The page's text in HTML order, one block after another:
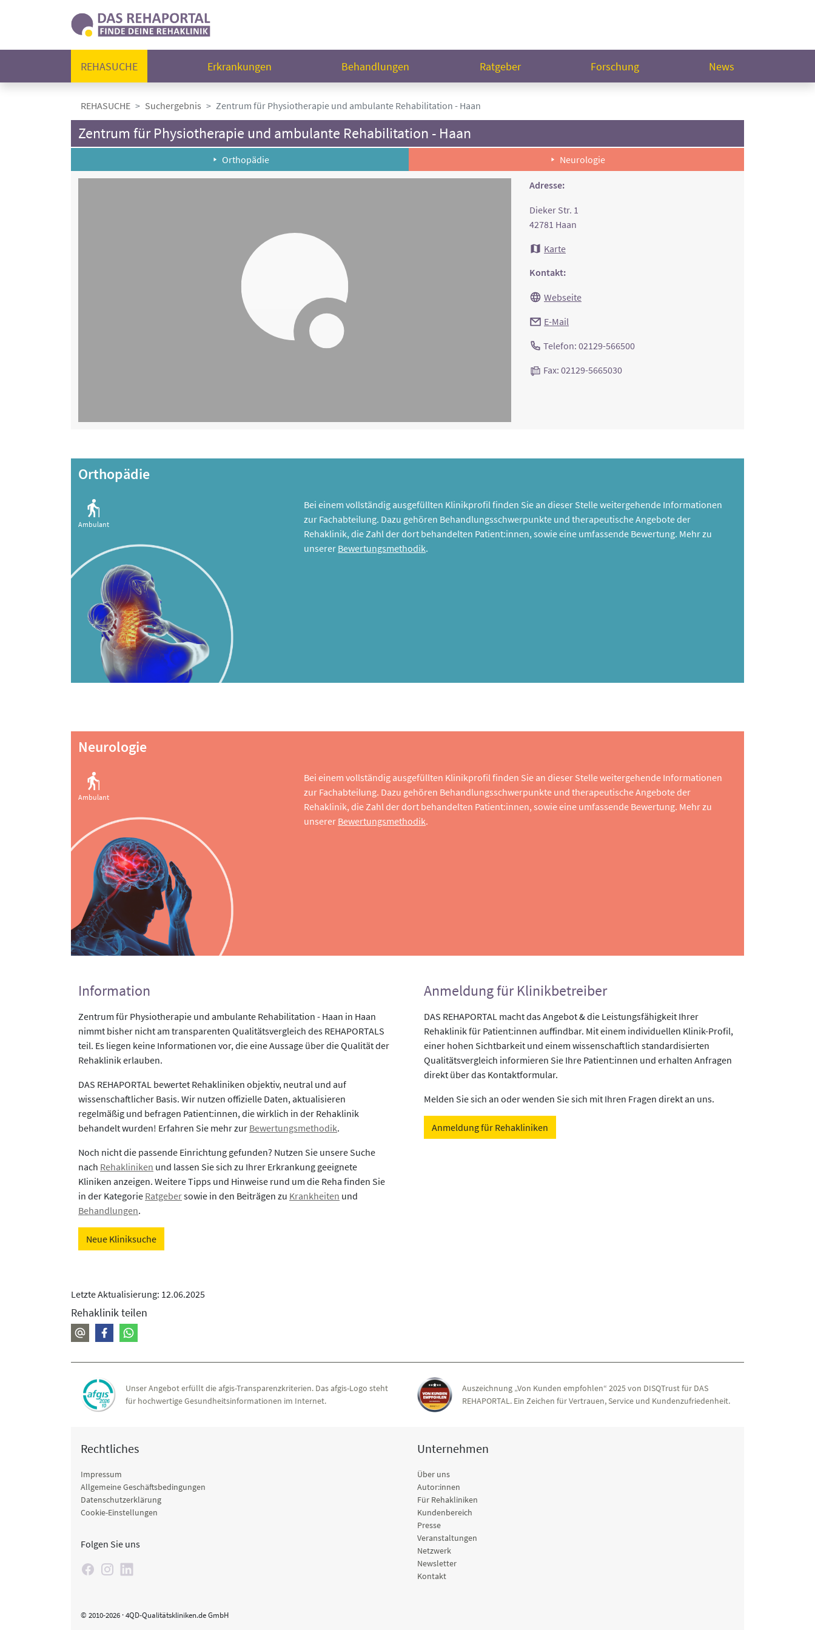
REHASUCHE Erkrankungen Behandlungen Ratgeber Forschung News
REHASUCHE Suchergebnis Zentrum für Physiotherapie und ambulante Rehabilitation - Haan
Zentrum für Physiotherapie und ambulante Rehabilitation - Haan
Orthopädie Neurologie
Adresse:
Dieker Str. 1
42781 Haan
Karte
Kontakt:
Webseite
E-Mail
Telefon: 02129-566500
Fax: 02129-5665030
Orthopädie
Ambulant
Bei einem vollständig ausgefüllten Klinikprofil finden Sie an dieser Stelle weitergehende Informationen
zur Fachabteilung. Dazu gehören Behandlungsschwerpunkte und therapeutische Angebote der
Rehaklinik, die Zahl der dort behandelten Patient:innen, sowie eine umfassende Bewertung. Mehr zu
unserer Bewertungsmethodik.
Neurologie
Ambulant
Bei einem vollständig ausgefüllten Klinikprofil finden Sie an dieser Stelle weitergehende Informationen
zur Fachabteilung. Dazu gehören Behandlungsschwerpunkte und therapeutische Angebote der
Rehaklinik, die Zahl der dort behandelten Patient:innen, sowie eine umfassende Bewertung. Mehr zu
unserer Bewertungsmethodik.
Information
Zentrum für Physiotherapie und ambulante Rehabilitation - Haan in Haan
nimmt bisher nicht am transparenten Qualitätsvergleich des REHAPORTALS
teil. Es liegen keine Informationen vor, die eine Aussage über die Qualität der
Rehaklinik erlauben.
DAS REHAPORTAL bewertet Rehakliniken objektiv, neutral und auf
wissenschaftlicher Basis. Wir nutzen offizielle Daten, aktualisieren
regelmäßig und befragen Patient:innen, die wirklich in der Rehaklinik
behandelt wurden! Erfahren Sie mehr zur Bewertungsmethodik.
Noch nicht die passende Einrichtung gefunden? Nutzen Sie unsere Suche
nach Rehakliniken und lassen Sie sich zu Ihrer Erkrankung geeignete
Kliniken anzeigen. Weitere Tipps und Hinweise rund um die Reha finden Sie
in der Kategorie Ratgebersowie in den Beiträgen zu Krankheiten und
Behandlungen.
Neue Kliniksuche
Anmeldung für Klinikbetreiber
DAS REHAPORTAL macht das Angebot & die Leistungsfähigkeit Ihrer
Rehaklinik für Patient:innen auffindbar. Mit einem individuellen Klinik-Profil,
einer hohen Sichtbarkeit und einem wissenschaftlich standardisierten
Qualitätsvergleich informieren Sie Ihre Patient:innen und erhalten Anfragen
direkt über das Kontaktformular.
Melden Sie sich an oder wenden Sie sich mit Ihren Fragen direkt an uns.
Anmeldung für Rehakliniken
Letzte Aktualisierung: 12.06.2025
Rehaklinik teilen
Unser Angebot erfüllt die afgis-Transparenzkriterien. Das afgis-Logo steht
für hochwertige Gesundheitsinformationen im Internet.
Auszeichnung „Von Kunden empfohlen“ 2025 von DISQTrust für DAS
REHAPORTAL. Ein Zeichen für Vertrauen, Service und Kundenzufriedenheit.
Rechtliches
Impressum
Allgemeine Geschäftsbedingungen
Datenschutzerklärung
Cookie-Einstellungen
Folgen Sie uns
Unternehmen
Über uns
Autor:innen
Für Rehakliniken
Kundenbereich
Presse
Veranstaltungen
Netzwerk
Newsletter
Kontakt
© 2010-2026 · 4QD-Qualitätskliniken.de GmbH